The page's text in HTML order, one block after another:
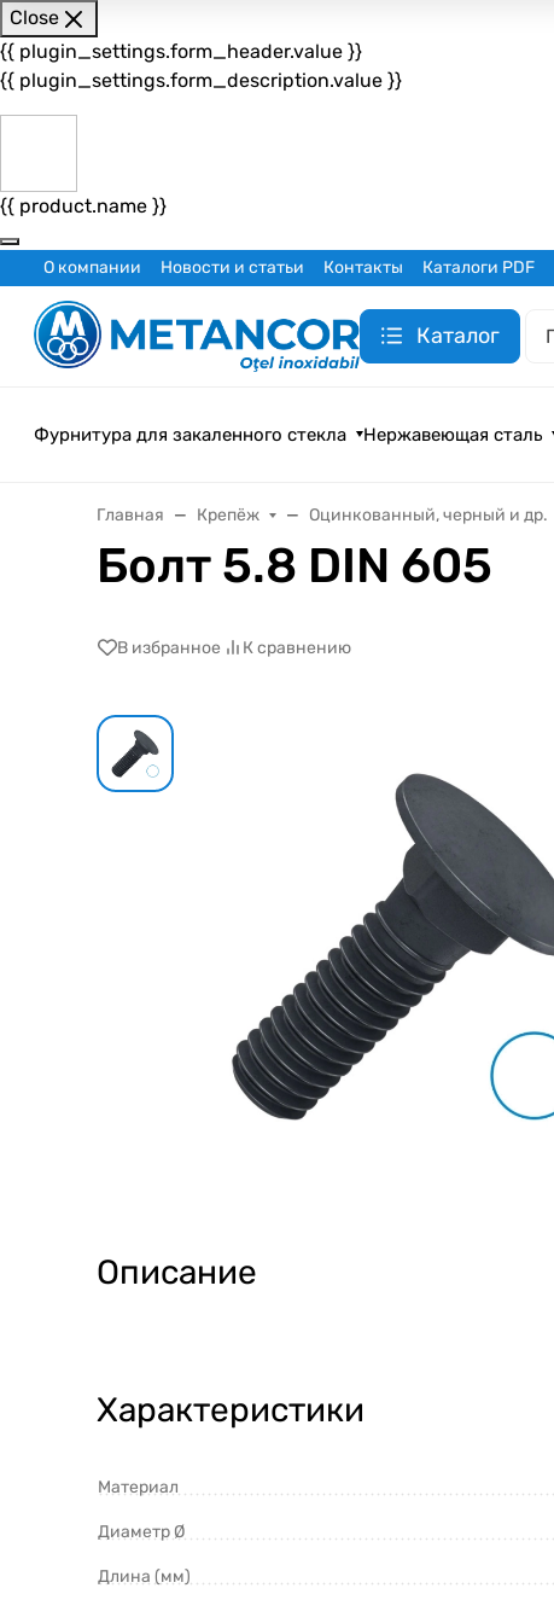
Close
{{ plugin_settings.form_header.value }}
{{ plugin_settings.form_description.value }}
{{ product.name }}
О компании Новости и статьи Контакты Каталоги PDF
Каталог
Фурнитура для закаленного стекла Нержавеющая сталь
Главная Крепёж Оцинкованный, черный и др.
Болт 5.8 DIN 605
В избранное К сравнению
Описание
Характеристики
Материал
Диаметр Ø
Длина (мм)